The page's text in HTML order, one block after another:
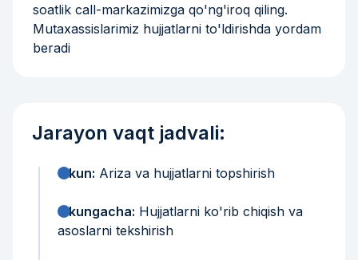
soatlik call-markazimizga qo'ng'iroq qiling.
Mutaxassislarimiz hujjatlarni to'ldirishda yordam
beradi
Jarayon vaqt jadvali:
1-kun: Ariza va hujjatlarni topshirish
3 kungacha: Hujjatlarni ko'rib chiqish va
asoslarni tekshirish